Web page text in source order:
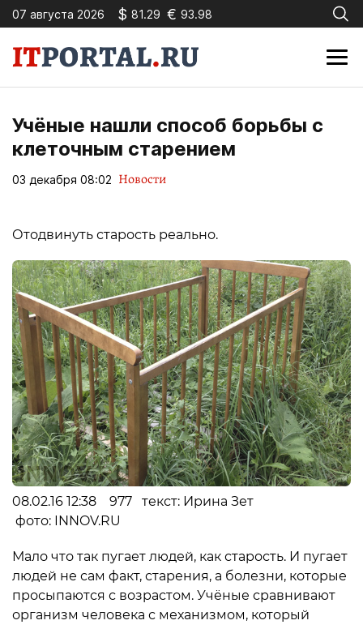
07 августа 2026 $ 81.29 € 93.98
Учёные нашли способ борьбы с
клеточным старением
03 декабря 08:02 Новости
Отодвинуть старость реально.
08.02.16 12:38 977 текст: Ирина Зет
фото: INNOV.RU
Мало что так пугает людей, как старость. И пугает
людей не сам факт, старения, а болезни, которые
просыпаются с возрастом. Учёные сравнивают
организм человека с механизмом, который